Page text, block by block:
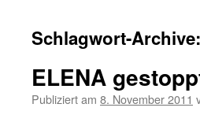
Schlagwort-
ELENA
Publiziert am 8. November 2011